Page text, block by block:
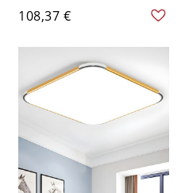
abat-jour en acrylique -
Design contemporain à 1
lumière - 110 V-120 V Or
49,53 cm Blanc
108,37 €